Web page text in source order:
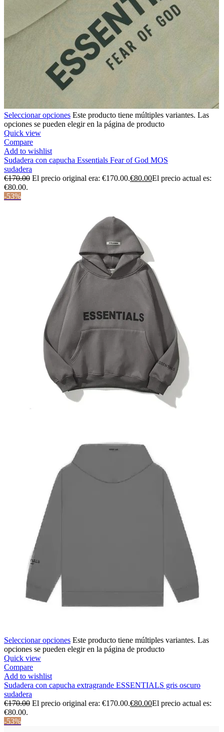
Seleccionar opciones Este producto tiene múltiples variantes. Las
opciones se pueden elegir en la página de producto
Quick view
Compare
Add to wishlist
Sudadera con capucha Essentials Fear of God MOS
sudadera
€170.00 El precio original era: €170.00.€80.00El precio actual es:
€80.00.
-53%
Seleccionar opciones Este producto tiene múltiples variantes. Las
opciones se pueden elegir en la página de producto
Quick view
Compare
Add to wishlist
Sudadera con capucha extragrande ESSENTIALS gris oscuro
sudadera
€170.00 El precio original era: €170.00.€80.00El precio actual es:
€80.00.
-53%